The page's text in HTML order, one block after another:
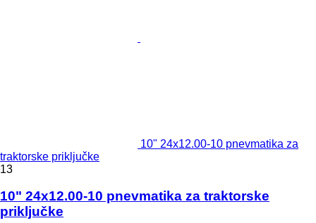
10" 24x12.00-10 pnevmatika za
traktorske priključke
13
10" 24x12.00-10 pnevmatika za traktorske
priključke